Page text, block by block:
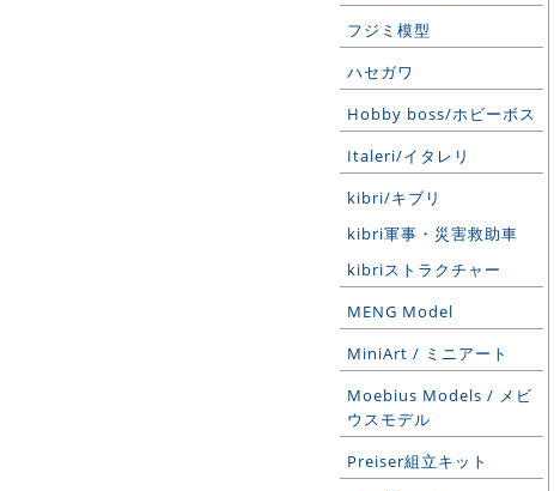
フジミ模型
ハセガワ
Hobby boss/ホビーボス
Italeri/イタレリ
kibri/キブリ
kibri軍事・災害救助車
kibriストラクチャー
MENG Model
MiniArt / ミニアート
Moebius Models / メビ
ウスモデル
Preiser組立キット